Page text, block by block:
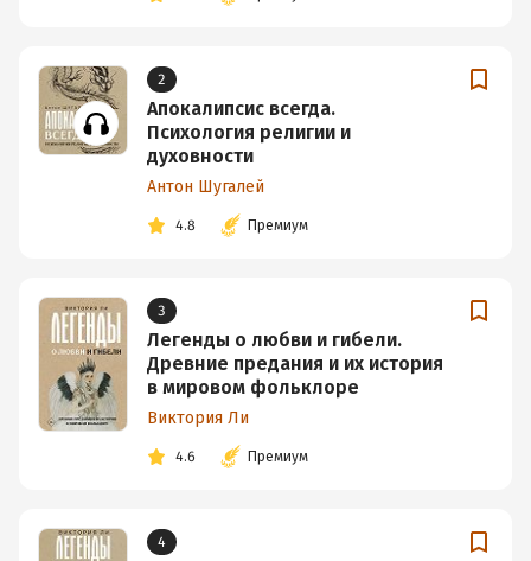
2
Апокалипсис всегда.
Психология религии и
духовности
Антон Шугалей
4.8 Премиум
3
Легенды о любви и гибели.
Древние предания и их история
в мировом фольклоре
Виктория Ли
4.6 Премиум
4